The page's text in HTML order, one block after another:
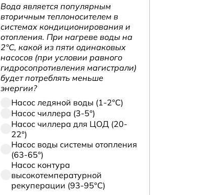
Вода является популярным
вторичным теплоносителем в
системах кондиционирования и
отопления. При нагреве воды на
2°С, какой из пяти одинаковых
насосов (при условии равного
гидросопротивления магистрали)
будет потреблять меньше
энергии?
Насос ледяной воды (1-2°С)
Насос чиллера (3-5°)
Насос чиллера для ЦОД (20-
22°)
Насос воды системы отопления
(63-65°)
Насос контура
высокотемпературной
рекуперации (93-95°С)